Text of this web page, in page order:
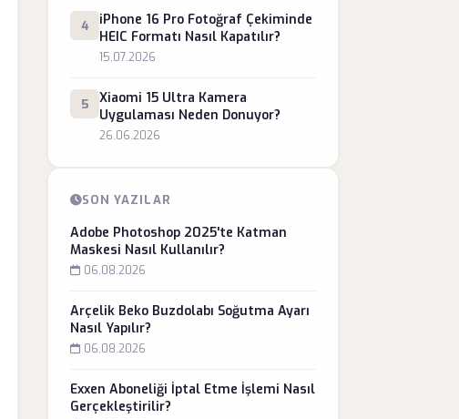
4
iPhone 16 Pro Fotoğraf Çekiminde
HEIC Formatı Nasıl Kapatılır?
15.07.2026
5
Xiaomi 15 Ultra Kamera
Uygulaması Neden Donuyor?
26.06.2026
SON YAZILAR
Adobe Photoshop 2025'te Katman
Maskesi Nasıl Kullanılır?
06.08.2026
Arçelik Beko Buzdolabı Soğutma Ayarı
Nasıl Yapılır?
06.08.2026
Exxen Aboneliği İptal Etme İşlemi Nasıl
Gerçekleştirilir?